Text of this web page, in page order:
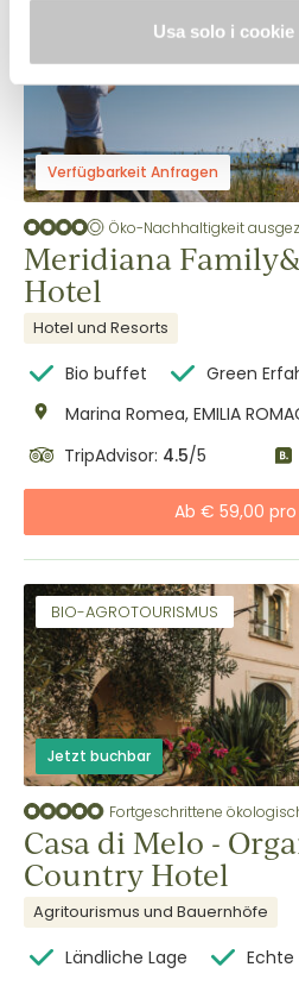
Usa solo i cookie
Verfügbarkeit Anfragen
Öko-Nachhaltigkeit
Meridiana
Hotel
Hotel und Resorts
Bio buffet
Green
Marina Romea, EMILIA
TripAdvisor: 4.5/5
Ab € 59,00 pro
BIO-AGROTOURISMUS
Jetzt buchbar
Fortgeschrittene
Casa di Melo -
Country Hotel
Agritourismus und Bauernhöfe
Ländliche Lage